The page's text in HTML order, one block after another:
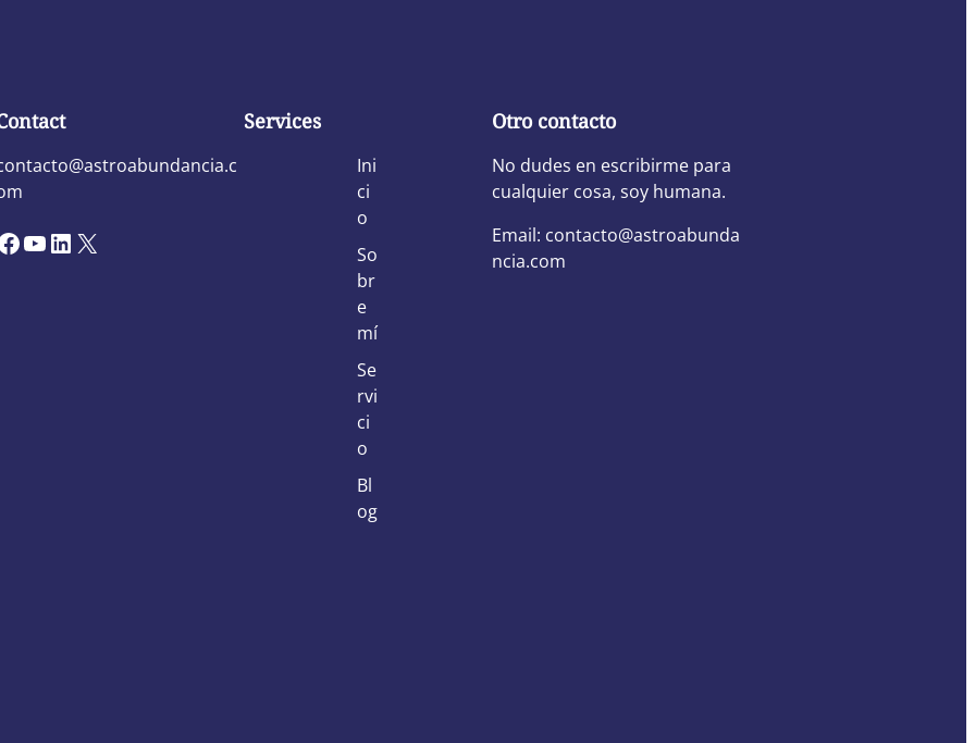
YouTube LinkedIn X
Services
Ini
ci
o
So
br
e
mí
Se
rvi
ci
o
Bl
og
Otro contacto
No dudes en escribirme para
cualquier cosa, soy humana.
Email: contacto@astroabunda
ncia.com